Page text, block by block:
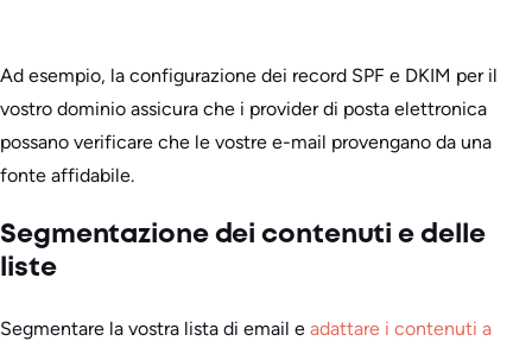
Ad esempio, la configurazione dei record SPF e DKIM per il
vostro dominio assicura che i provider di posta elettronica
possano verificare che le vostre e-mail provengano da una
fonte affidabile.
Segmentazione dei contenuti e delle
liste
Segmentare la vostra lista di email e adattare i contenuti a